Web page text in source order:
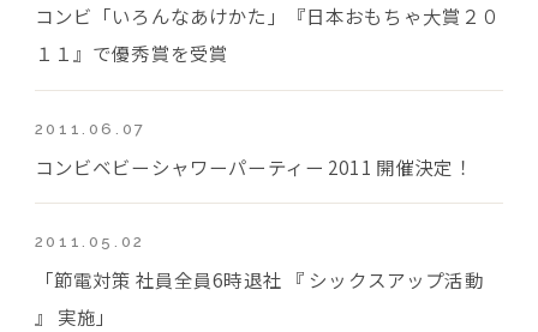
コンビ「いろんなあけかた」『日本おもちゃ大賞２０
１１』で優秀賞を受賞
2011.06.07
コンビベビーシャワーパーティー 2011 開催決定！
2011.05.02
「節電対策 社員全員6時退社 『 シックスアップ活動
』 実施」